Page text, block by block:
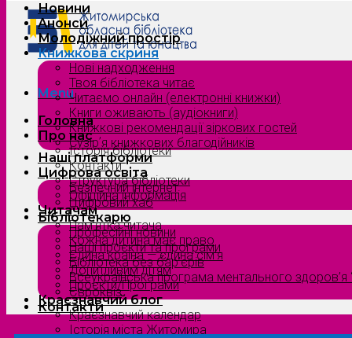
Menu
Головна
Про нас
Історія бібліотеки
Контакти
Структура бібліотеки
Офіційна інформація
Читачам
Пам’ятка читача
Кожна дитина має право
Єдина країна — єдина сім’я
Допитливим дітям
Проєкти/Програми
Краєзнавчий блог
Краєзнавчий календар
Історія міста Житомира
Новини
Анонси
Молодіжний простір
Книжкова скриня
Нові надходження
Твоя бібліотека читає
Читаємо онлайн (електронні книжки)
Книги оживають (аудіокниги)
Книжкові рекомендації зіркових гостей
Сузірʼя книжкових благодійників
Наші платформи
Цифрова освіта
Безпечний інтернет
Цифровий хаб
Бібліотекарю
Професійні новини
Наші проєкти та програми
Бібліотека без бар’єрів
Всеукраїнська програма ментального здоров’я
Євроквіз
Контакти